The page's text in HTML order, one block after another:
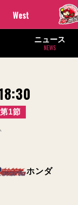
ニュース
NEWS
第1節
ホンダ